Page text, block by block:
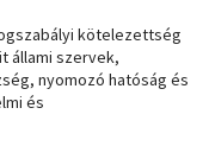
kötelezettség
állami szervek,
nyomozó hatóság és
és